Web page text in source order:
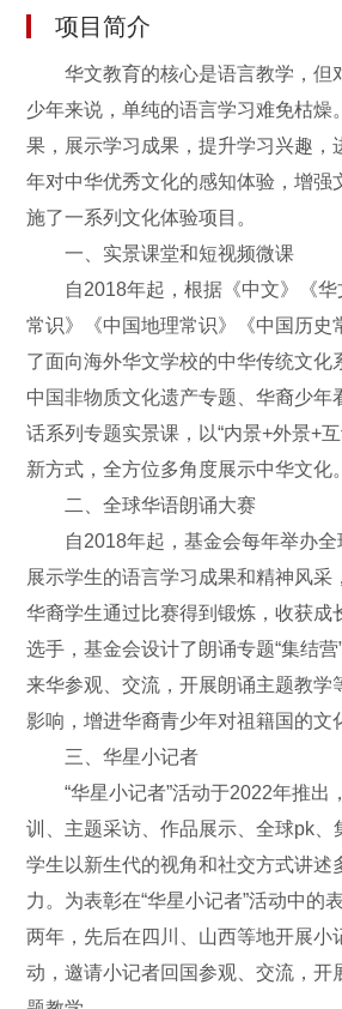
项目简介
华文教育的核心是语言教学，但
少年来说，单纯的语言学习难免枯燥
果，展示学习成果，提升学习兴趣，
年对中华优秀文化的感知体验，增强
施了一系列文化体验项目。
一、实景课堂和短视频微课
自2018年起，根据《中文》《
常识》《中国地理常识》《中国历史
了面向海外华文学校的中华传统文化
中国非物质文化遗产专题、华裔少年
话系列专题实景课，以“内景+外景+
新方式，全方位多角度展示中华文化。
二、全球华语朗诵大赛
自2018年起，基金会每年举办全
展示学生的语言学习成果和精神风采
华裔学生通过比赛得到锻炼，收获成
选手，基金会设计了朗诵专题“集结
来华参观、交流，开展朗诵主题教学
影响，增进华裔青少年对祖籍国的文
三、华星小记者
“华星小记者”活动于2022年推出
训、主题采访、作品展示、全球pk、
学生以新生代的视角和社交方式讲述
力。为表彰在“华星小记者”活动中的
两年，先后在四川、山西等地开展小
动，邀请小记者回国参观、交流，开